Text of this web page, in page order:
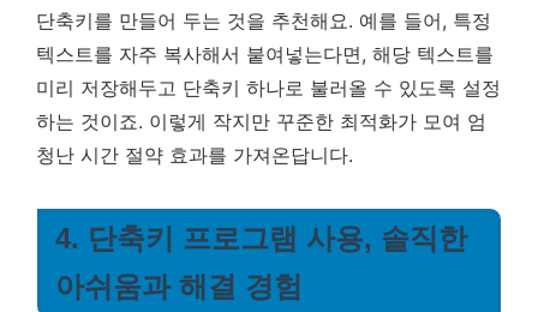
단축키를 만들어 두는 것을 추천해요. 예를 들어, 특정
텍스트를 자주 복사해서 붙여넣는다면, 해당 텍스트를
미리 저장해두고 단축키 하나로 불러올 수 있도록 설정
하는 것이죠. 이렇게 작지만 꾸준한 최적화가 모여 엄
청난 시간 절약 효과를 가져온답니다.
4. 단축키 프로그램 사용, 솔직한
아쉬움과 해결 경험